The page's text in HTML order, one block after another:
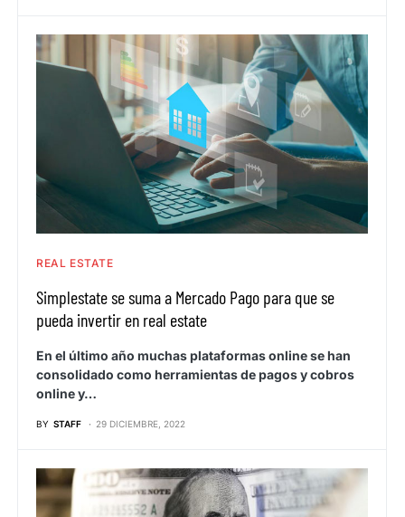
REAL ESTATE
Simplestate se suma a Mercado Pago para que se
pueda invertir en real estate
En el último año muchas plataformas online se han
consolidado como herramientas de pagos y cobros
online y…
BY STAFF 29 DICIEMBRE, 2022